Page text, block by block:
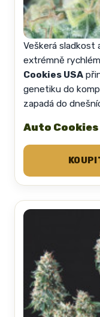
Veškerá sladkost
extrémně
Cookies USA
genetiku do
zapadá do
Auto Cookies